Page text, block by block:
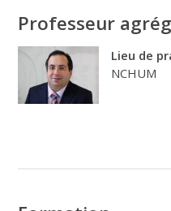
Professeur
Lieu de
NCHUM